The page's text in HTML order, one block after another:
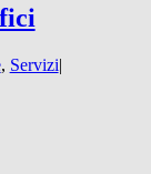
, Servizi|